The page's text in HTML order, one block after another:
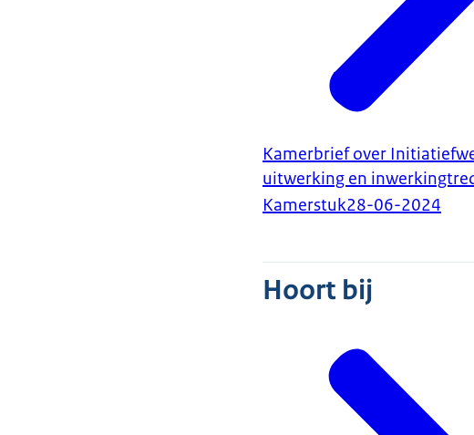
Kamerbrief over
uitwerking en
Kamerstuk28-06-2024
Hoort bij